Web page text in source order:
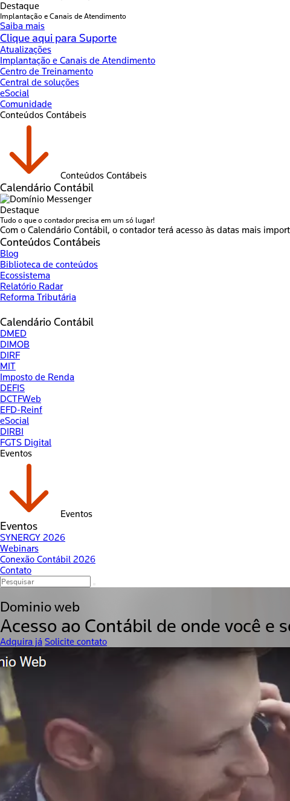
Destaque
Implantação e Canais de Atendimento
Saiba mais
Clique aqui para Suporte
Atualizações
Implantação e Canais de Atendimento
Centro de Treinamento
Central de soluções
eSocial
Comunidade
Conteúdos Contábeis
Conteúdos Contábeis
Calendário Contábil
Destaque
Tudo o que o contador precisa em um só lugar!
Com o Calendário Contábil, o contador terá acesso às datas mais
Conteúdos Contábeis
Blog
Biblioteca de conteúdos
Ecossistema
Relatório Radar
Reforma Tributária
Calendário Contábil
DMED
DIMOB
DIRF
MIT
Imposto de Renda
DEFIS
DCTFWeb
EFD-Reinf
eSocial
DIRBI
FGTS Digital
Eventos
Eventos
Eventos
SYNERGY 2026
Webinars
Conexão Contábil 2026
Contato
Dominio web
Acesso ao Contábil de onde você e
Adquira já Solicite contato